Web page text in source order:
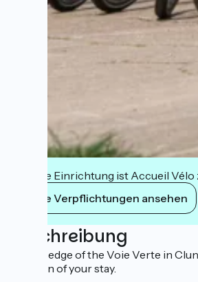
Diese Einrichtung ist Accueil
Ihre Verpflichtungen ansehen
Beschreibung
On the edge of the Voie Verte in
duration of your stay.